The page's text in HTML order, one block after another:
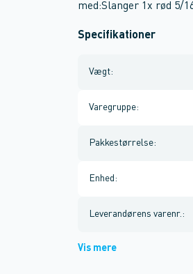
med:Slanger 1x rød 5/
Specifikationer
Vægt:
Varegruppe:
Pakkestørrelse:
Enhed :
Leverandørens varenr. :
Vis mere